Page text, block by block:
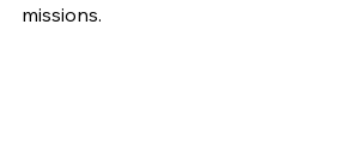
missions.